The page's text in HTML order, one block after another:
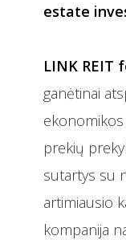
estate
LINK REIT
ganėtinai
ekonomikos
prekių
sutartys su
artimiausio
kompanija